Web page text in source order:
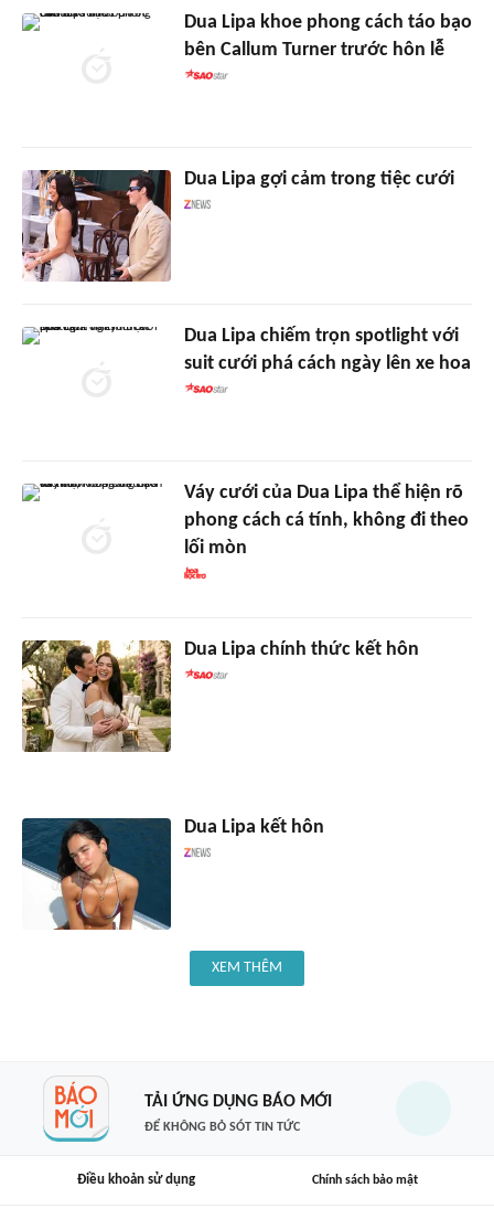
Dua Lipa khoe phong cách táo bạo
bên Callum Turner trước hôn lễ
Dua Lipa gợi cảm trong tiệc cưới
Dua Lipa chiếm trọn spotlight với
suit cưới phá cách ngày lên xe hoa
Váy cưới của Dua Lipa thể hiện rõ
phong cách cá tính, không đi theo
lối mòn
Dua Lipa chính thức kết hôn
Dua Lipa kết hôn
XEM THÊM
TẢI ỨNG DỤNG BÁO MỚI
ĐỂ KHÔNG BỎ SÓT TIN TỨC
Điều khoản sử dụng Chính sách bảo mật